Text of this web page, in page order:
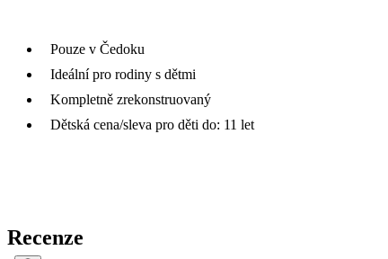
Pouze v Čedoku
Ideální pro rodiny s dětmi
Kompletně zrekonstruovaný
Dětská cena/sleva pro děti do: 11 let
Recenze